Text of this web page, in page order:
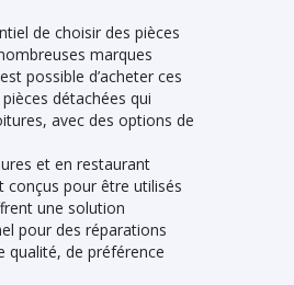
de choisir des pièces
marques
possible d’acheter ces
détachées qui
avec des options de
et en restaurant
conçus pour être utilisés
une solution
pour des réparations
qualité, de préférence